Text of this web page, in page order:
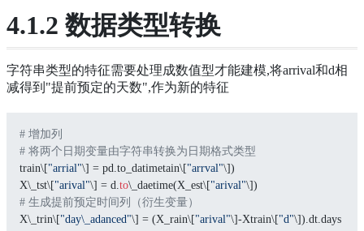
4.1.2 数据类型转换
字符串类型的特征需要处理成数值型才能建模,将arrival和d相
减得到"提前预定的天数",作为新的特征
# 增加列
# 将两个日期变量由字符串转换为日期格式类型
train\["arrial"\] = pd.to_datimetain\["arrval"\])
X\_tst\["arival"\] = d. to\_daetime(X_est\["arival"\])
# 生成提前预定时间列（衍生变量）
X\_trin\["day\_adanced"\] = (X_rain\["arival"\]-Xtrain\["d"\]).dt.days